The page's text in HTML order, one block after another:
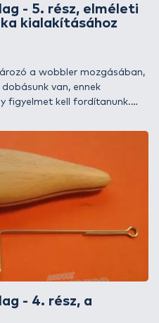
- 5. rész, elméleti
kialakításához
a wobbler mozgásában,
van, ennek
figyelmet kell fordítanunk.
be a wobblertestet -, de
a bevágás helyére
a terelőlapka szögén
A bemetszés előtt először is
szeretnénk
wobbler alaptípusba
Ennek megértéséhez
az alkalmazható
ejteni ezek mozgásra
- 4. rész, a